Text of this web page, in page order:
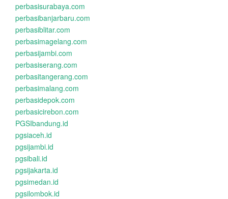
perbasisurabaya.com
perbasibanjarbaru.com
perbasiblitar.com
perbasimagelang.com
perbasijambi.com
perbasiserang.com
perbasitangerang.com
perbasimalang.com
perbasidepok.com
perbasicirebon.com
PGSIbandung.id
pgsiaceh.id
pgsijambi.id
pgsibali.id
pgsijakarta.id
pgsimedan.id
pgsilombok.id